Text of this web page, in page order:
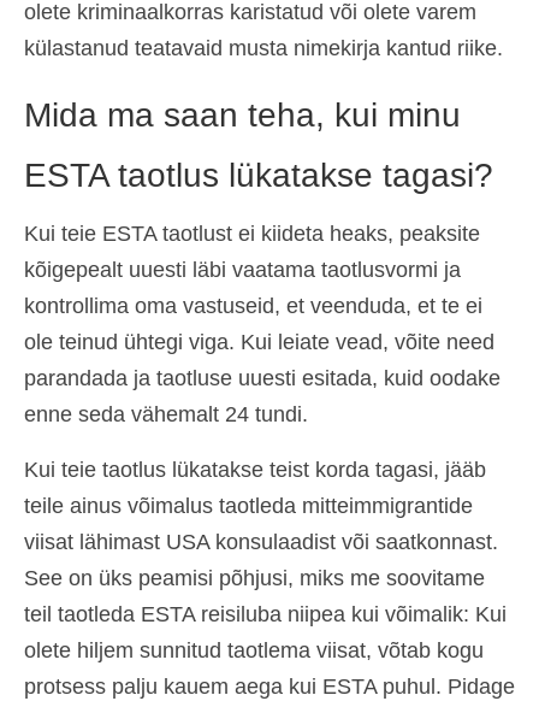
olete kriminaalkorras karistatud või olete varem
külastanud teatavaid musta nimekirja kantud riike.
Mida ma saan teha, kui minu
ESTA taotlus lükatakse tagasi?
Kui teie ESTA taotlust ei kiideta heaks, peaksite
kõigepealt uuesti läbi vaatama taotlusvormi ja
kontrollima oma vastuseid, et veenduda, et te ei
ole teinud ühtegi viga. Kui leiate vead, võite need
parandada ja taotluse uuesti esitada, kuid oodake
enne seda vähemalt 24 tundi.
Kui teie taotlus lükatakse teist korda tagasi, jääb
teile ainus võimalus taotleda mitteimmigrantide
viisat lähimast USA konsulaadist või saatkonnast.
See on üks peamisi põhjusi, miks me soovitame
teil taotleda ESTA reisiluba niipea kui võimalik: Kui
olete hiljem sunnitud taotlema viisat, võtab kogu
protsess palju kauem aega kui ESTA puhul. Pidage